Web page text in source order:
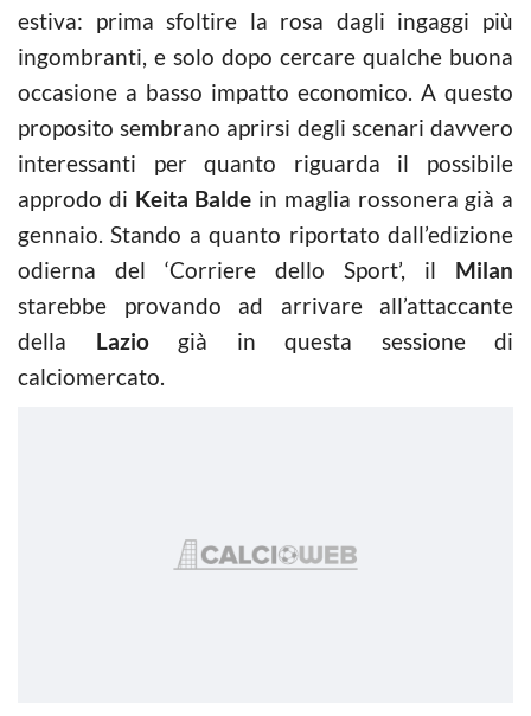
estiva: prima sfoltire la rosa dagli ingaggi più
ingombranti, e solo dopo cercare qualche buona
occasione a basso impatto economico. A questo
proposito sembrano aprirsi degli scenari davvero
interessanti per quanto riguarda il possibile
approdo di Keita Balde in maglia rossonera già a
gennaio. Stando a quanto riportato dall’edizione
odierna del ‘Corriere dello Sport’, il Milan
starebbe provando ad arrivare all’attaccante
della Laziogià in questa sessione di
calciomercato.